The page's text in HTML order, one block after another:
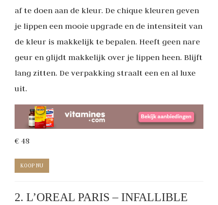
af te doen aan de kleur. De chique kleuren geven
je lippen een mooie upgrade en de intensiteit van
de kleur is makkelijk te bepalen. Heeft geen nare
geur en glijdt makkelijk over je lippen heen. Blijft
lang zitten. De verpakking straalt een en al luxe
uit.
€ 48
KOOP NU
2. L’OREAL PARIS – INFALLIBLE